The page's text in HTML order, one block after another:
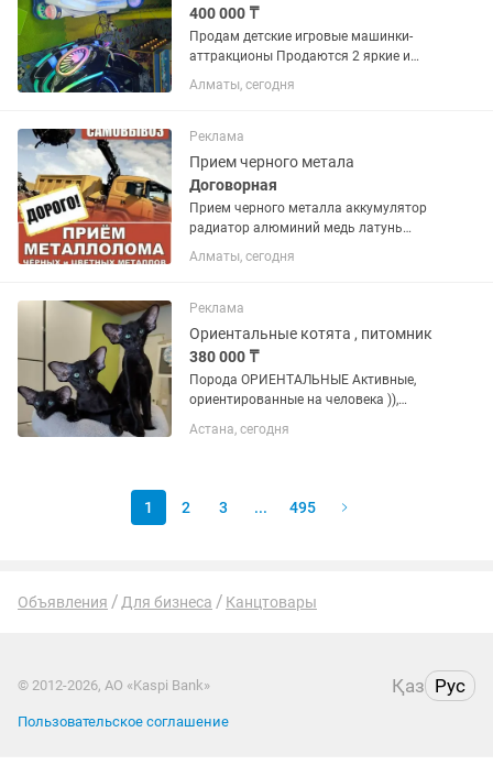
400 000 ₸
Продам детские игровые машинки-
аттракционы Продаются 2 яркие и
привлекательные машинки для
детской зоны отдыха или торгового
и звуковые эффекты Подходят для...
Алматы, сегодня
Реклама
Прием черного метала
Договорная
Прием черного металла аккумулятор
радиатор алюминий медь латунь
нержавейка мотор коробка от машины
любой вид металалома принемаем
Алматы, сегодня
Реклама
Ориентальные котята , питомник
380 000 ₸
Порода ОРИЕНТАЛЬНЫЕ Активные,
ориентированные на человека )),
ласковые, разговорчивые. Ни одно
Астана, сегодня
1 2 3 ... 495
Объявления Для бизнеса Канцтовары
© 2012-2026, АО «Kaspi Bank» Қаз Рус
Пользовательское соглашение